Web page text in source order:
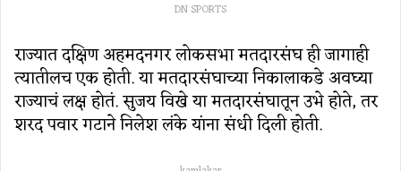
DN SPORTS
राज्यात दक्षिण अहमदनगर लोकसभा मतदारसंघ ही जागाही
त्यातीलच एक होती. या मतदारसंघाच्या निकालाकडे अवघ्या
राज्याचं लक्ष होतं. सुजय विखे या मतदारसंघातून उभे होते, तर
शरद पवार गटाने निलेश लंके यांना संधी दिली होती.